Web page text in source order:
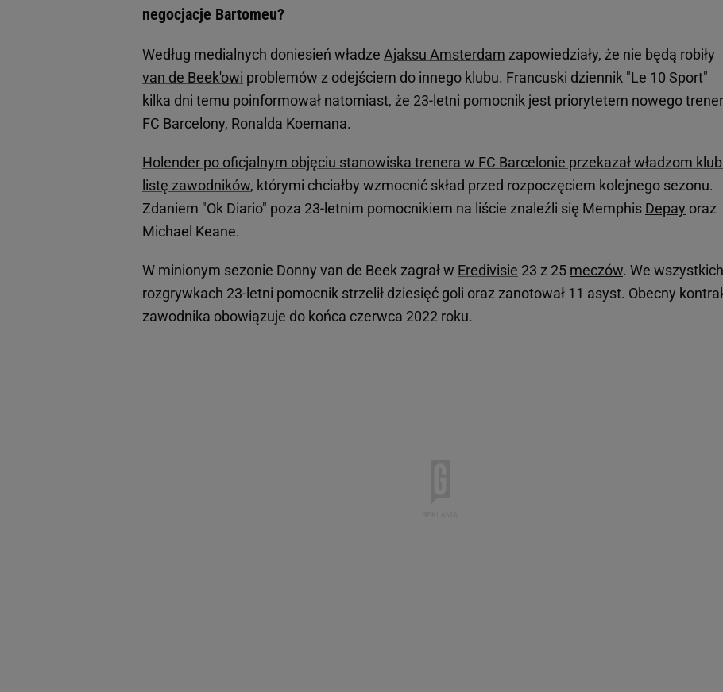
negocjacje Bartomeu?
Według medialnych doniesień władze Ajaksu Amsterdam zapowiedziały, że nie będą robiły
van de Beek'owi problemów z odejściem do innego klubu. Francuski dziennik "Le 10 Sport"
kilka dni temu poinformował natomiast, że 23-letni pomocnik jest priorytetem nowego
FC Barcelony, Ronalda Koemana.
Holender po oficjalnym objęciu stanowiska trenera w FC Barcelonie przekazał władzom
listę zawodników, którymi chciałby wzmocnić skład przed rozpoczęciem kolejnego sezonu.
Zdaniem "Ok Diario" poza 23-letnim pomocnikiem na liście znaleźli się Memphis Depay oraz
Michael Keane.
W minionym sezonie Donny van de Beek zagrał w Eredivisie 23 z 25 meczów. We wszystkich
rozgrywkach 23-letni pomocnik strzelił dziesięć goli oraz zanotował 11 asyst. Obecny
zawodnika obowiązuje do końca czerwca 2022 roku.